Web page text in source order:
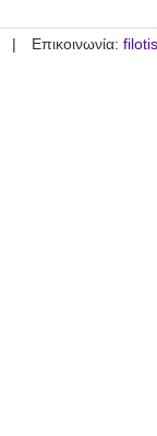
Επικοινωνία: